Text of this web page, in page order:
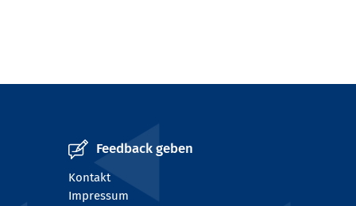
Feedback geben
Kontakt
Impressum